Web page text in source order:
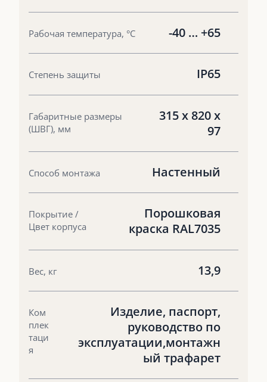
Рабочая температура, °С -40 … +65
Степень защиты IP65
Габаритные размеры
(ШВГ), мм
315 x 820 x
97
Способ монтажа Настенный
Покрытие /
Цвет корпуса
Порошковая
краска RAL7035
Вес, кг 13,9
Ком
плек
таци
я
Изделие, паспорт,
руководство по
эксплуатации,монтажн
ый трафарет